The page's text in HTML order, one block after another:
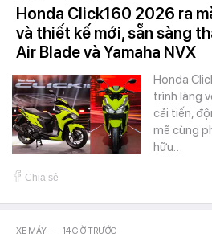
Honda Click160 2026 ra
và thiết kế mới, sẵn sàng
Air Blade và Yamaha NVX
Honda
trình làng
cải tiến,
mẽ cùng
hữu…
Chia sẻ
XE MÁY - 14 GIỜ TRƯỚC